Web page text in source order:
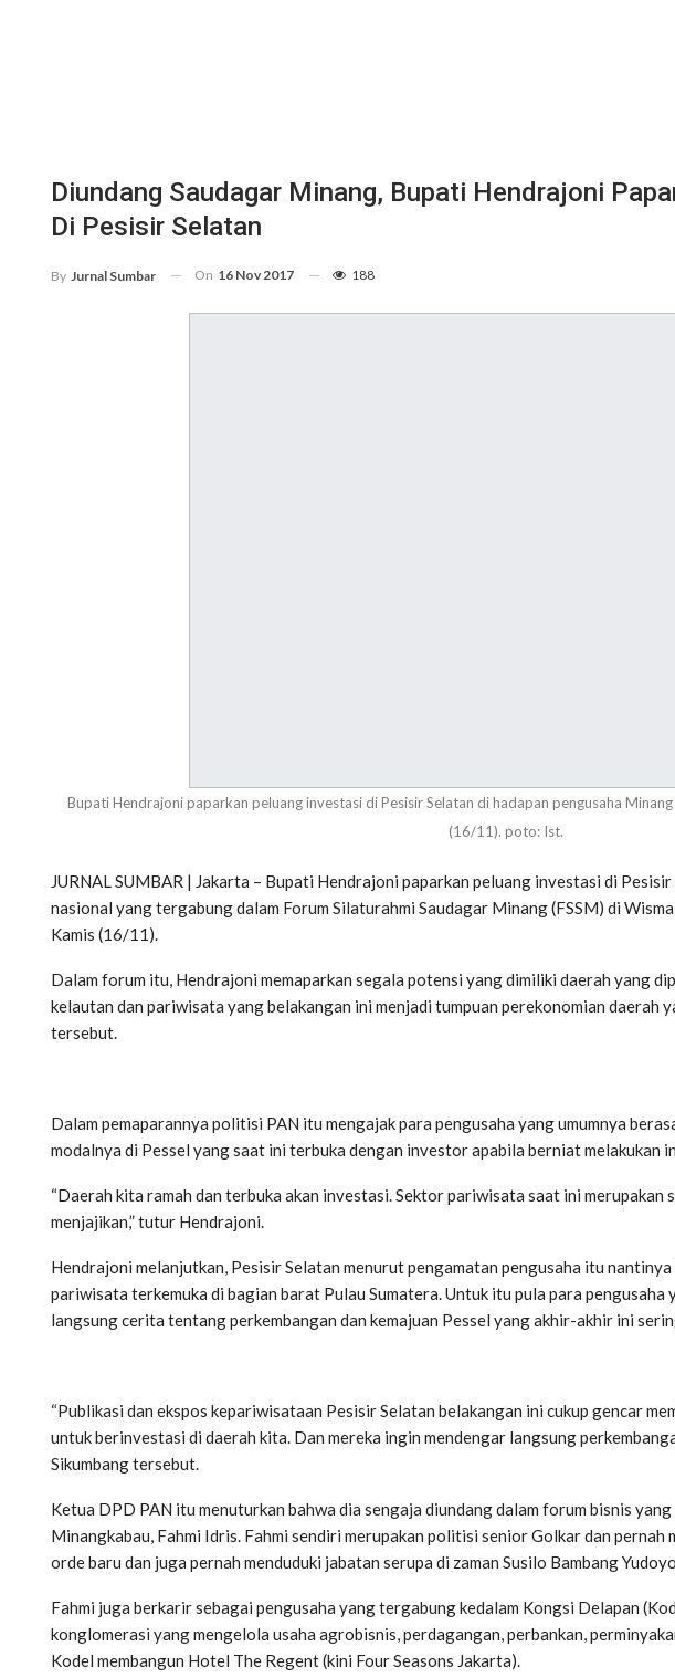
Diundang Saudagar Minang, Bupati Hendrajoni
Di Pesisir Selatan
By Jurnal Sumbar On 16 Nov 2017 188
Bupati Hendrajoni paparkan peluang investasi di Pesisir Selatan di hadapan pengusaha
(16/11). poto: Ist.
JURNAL SUMBAR | Jakarta – Bupati Hendrajoni paparkan peluang investasi di
nasional yang tergabung dalam Forum Silaturahmi Saudagar Minang (FSSM) di
Kamis (16/11).
Dalam forum itu, Hendrajoni memaparkan segala potensi yang dimiliki daerah yang
kelautan dan pariwisata yang belakangan ini menjadi tumpuan perekonomian daerah
tersebut.
Dalam pemaparannya politisi PAN itu mengajak para pengusaha yang umumnya
modalnya di Pessel yang saat ini terbuka dengan investor apabila berniat melakukan
“Daerah kita ramah dan terbuka akan investasi. Sektor pariwisata saat ini merupakan
menjajikan,” tutur Hendrajoni.
Hendrajoni melanjutkan, Pesisir Selatan menurut pengamatan pengusaha itu
pariwisata terkemuka di bagian barat Pulau Sumatera. Untuk itu pula para
langsung cerita tentang perkembangan dan kemajuan Pessel yang akhir-akhir ini
“Publikasi dan ekspos kepariwisataan Pesisir Selatan belakangan ini cukup gencar
untuk berinvestasi di daerah kita. Dan mereka ingin mendengar langsung
Sikumbang tersebut.
Ketua DPD PAN itu menuturkan bahwa dia sengaja diundang dalam forum bisnis
Minangkabau, Fahmi Idris. Fahmi sendiri merupakan politisi senior Golkar dan pernah
orde baru dan juga pernah menduduki jabatan serupa di zaman Susilo Bambang
Fahmi juga berkarir sebagai pengusaha yang tergabung kedalam Kongsi Delapan
konglomerasi yang mengelola usaha agrobisnis, perdagangan, perbankan,
Kodel membangun Hotel The Regent (kini Four Seasons Jakarta).